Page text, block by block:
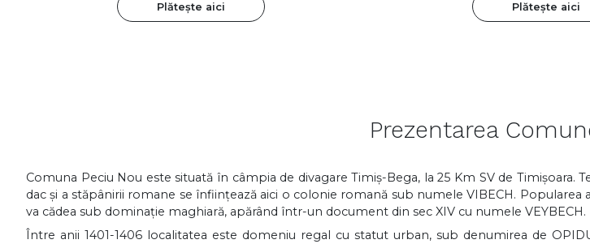
Plătește aici Plătește aici
Prezentarea
Comuna Peciu Nou este situată în câmpia de divagare Timiş-Bega, la 25 Km SV de
dac şi a stăpânirii romane se înfiinţează aici o colonie romană sub numele VIBECH.
va cădea sub dominaţie maghiară, apărând într-un document din sec XIV cu numele VEYBECH.
Între anii 1401-1406 localitatea este domeniu regal cu statut urban, sub denumirea de